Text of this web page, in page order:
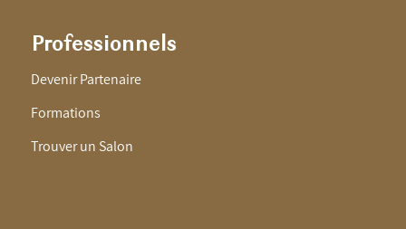
Professionnels
Devenir Partenaire
Formations
Trouver un Salon